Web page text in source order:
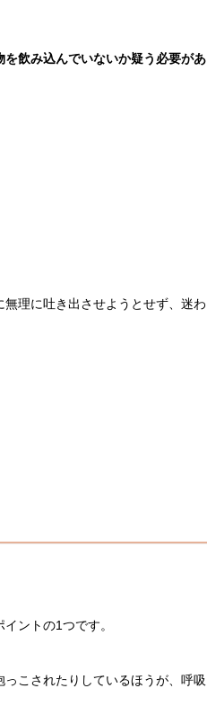
飲み込んでいないか疑う必要があ
理に吐き出させようとせず、迷わ
ントの1つです。
こされたりしているほうが、呼吸